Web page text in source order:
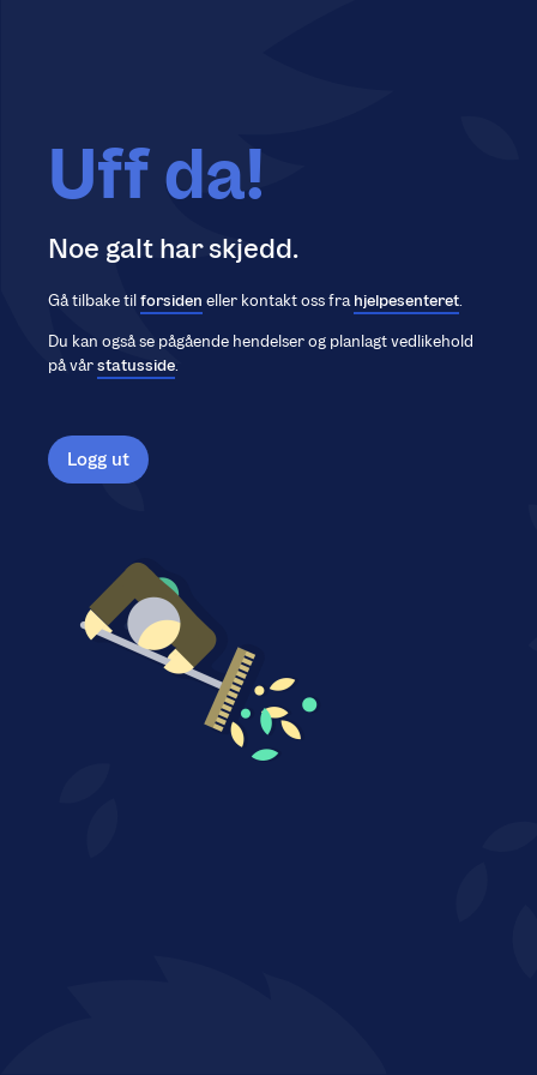
Uff da!
Noe galt har skjedd.
Gå tilbake tilforsiden eller kontakt oss frahjelpesenteret.
Du kan også se pågående hendelser og planlagt vedlikehold
på vårstatusside.
Logg ut